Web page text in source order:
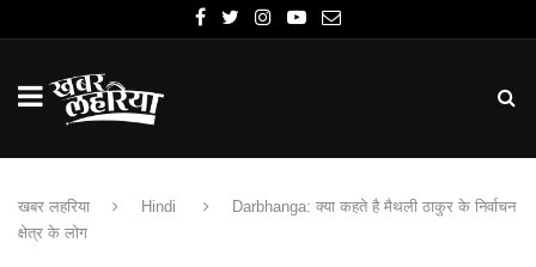
खबर लहरिया Hindi
Darbhanga: क्या कहते है मैथली ठाकुर के निर्वाचन
क्षेत्र के लोग